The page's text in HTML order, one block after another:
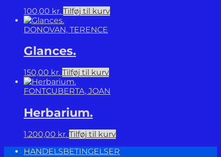
100,00 kr. Tilføj til kurv
DONOVAN, TERENCE
Glances.
150,00 kr. Tilføj til kurv
FONTCUBERTA, JOAN
Herbarium.
1.200,00 kr. Tilføj til kurv
HANDELSBETINGELSER